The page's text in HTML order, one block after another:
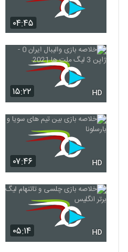
۰۴:۴۵
۱۵:۲۲ HD
۰۷:۴۶ HD
۰۵:۱۴ HD